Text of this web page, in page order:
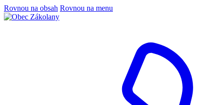
Rovnou na obsah Rovnou na menu